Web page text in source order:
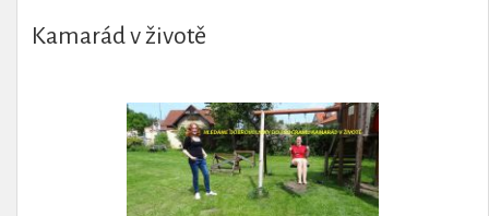
Kamarád v životě